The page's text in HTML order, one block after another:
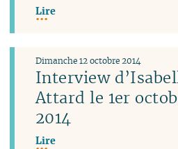
Lire
Interview
Attard le 1er
2014
Dimanche 12 octobre 2014
Lire